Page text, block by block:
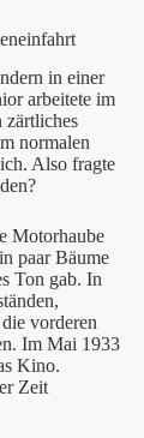
in einer
arbeitete im
zärtliches
normalen
Also fragte
Motorhaube
paar Bäume
Ton gab. In
vorderen
Im Mai 1933
Kino.
Zeit